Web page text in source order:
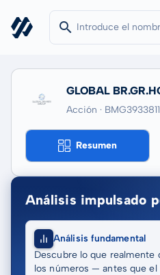
GLOBAL
Acción ·
Resumen
Análisis impulsado
Análisis fundamental
Descubre lo que realmente
los números — antes que el